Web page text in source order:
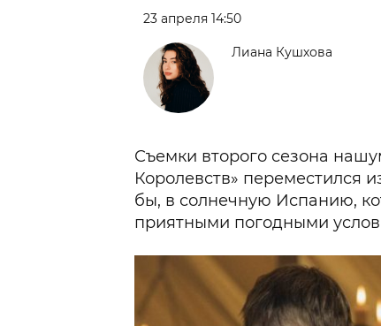
23 апреля 14:50
Лиана Кушхова
Съемки второго сезона
Королевств» переместился
бы, в солнечную Испанию,
приятными погодными